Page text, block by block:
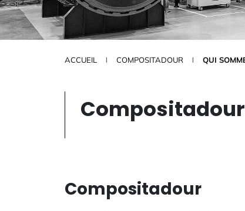
ACCUEIL COMPOSITADOUR QUI
Compositadour